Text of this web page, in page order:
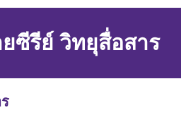
ซีรีย์ วิทยุสื่อสาร